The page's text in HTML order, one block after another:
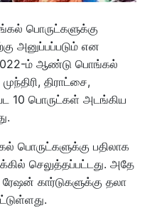
பொருட்களுக்கு
அனுப்பப்படும் என
2022-ம் ஆண்டு பொங்கல்
திராட்சை,
10 பொருட்கள் அடங்கிய
பதிலாக
செலுத்தப்பட்டது. அதே
கார்டுகளுக்கு தலா